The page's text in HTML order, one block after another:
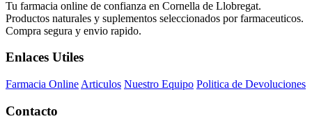
Tu farmacia online de confianza en Cornella de Llobregat.
Productos naturales y suplementos seleccionados por farmaceuticos.
Compra segura y envio rapido.
Enlaces Utiles
Farmacia Online Articulos Nuestro Equipo Politica de Devoluciones
Contacto